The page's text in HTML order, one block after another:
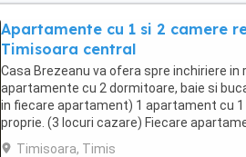
Apartamente cu 1 si 2 camere
Timisoara central
Casa Brezeanu va ofera spre inchiriere in
apartamente cu 2 dormitoare, baie si
in fiecare apartament) 1 apartament cu
proprie. (3 locuri cazare) Fiecare
complet utilata,baie cu cabina ...
Timisoara, Timis